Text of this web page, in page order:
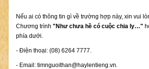
Nếu ai có thông tin gì về trường hợp này, xin vui
Chương trình "Như chưa hề có cuộc chia ly…"
phía dưới.
- Điện thoại: (08) 6264 7777.
- Email: timnguoithan@haylentieng.vn.